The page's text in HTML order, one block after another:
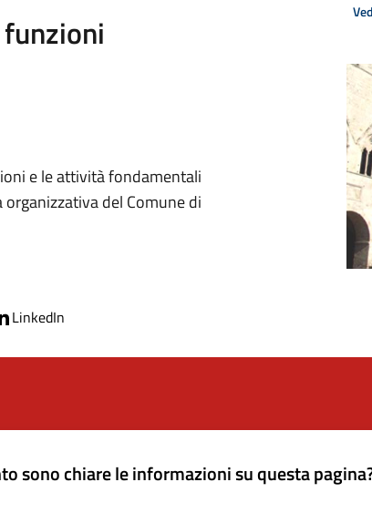
e le attività fondamentali
del Comune di
LinkedIn
sono chiare le informazioni su questa